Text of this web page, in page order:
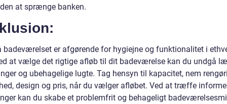
at sprænge banken.
badeværelset er afgørende for hygiejne og funktionalitet i
at vælge det rigtige afløb til dit badeværelse kan du undgå
og ubehagelige lugte. Tag hensyn til kapacitet, nem
design og pris, når du vælger afløbet. Ved at træffe
kan du skabe et problemfrit og behageligt